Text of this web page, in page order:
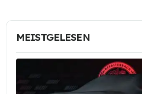
MEISTGELESEN